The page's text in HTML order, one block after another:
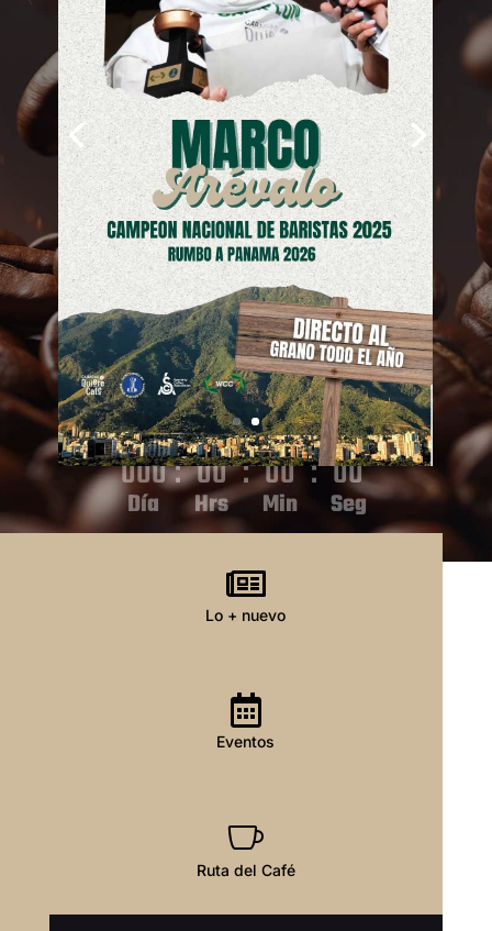
Saber mas
000
Día
: 00
Hrs
: 00
Min
: 00
Seg

Lo + nuevo

Eventos

Ruta del Café